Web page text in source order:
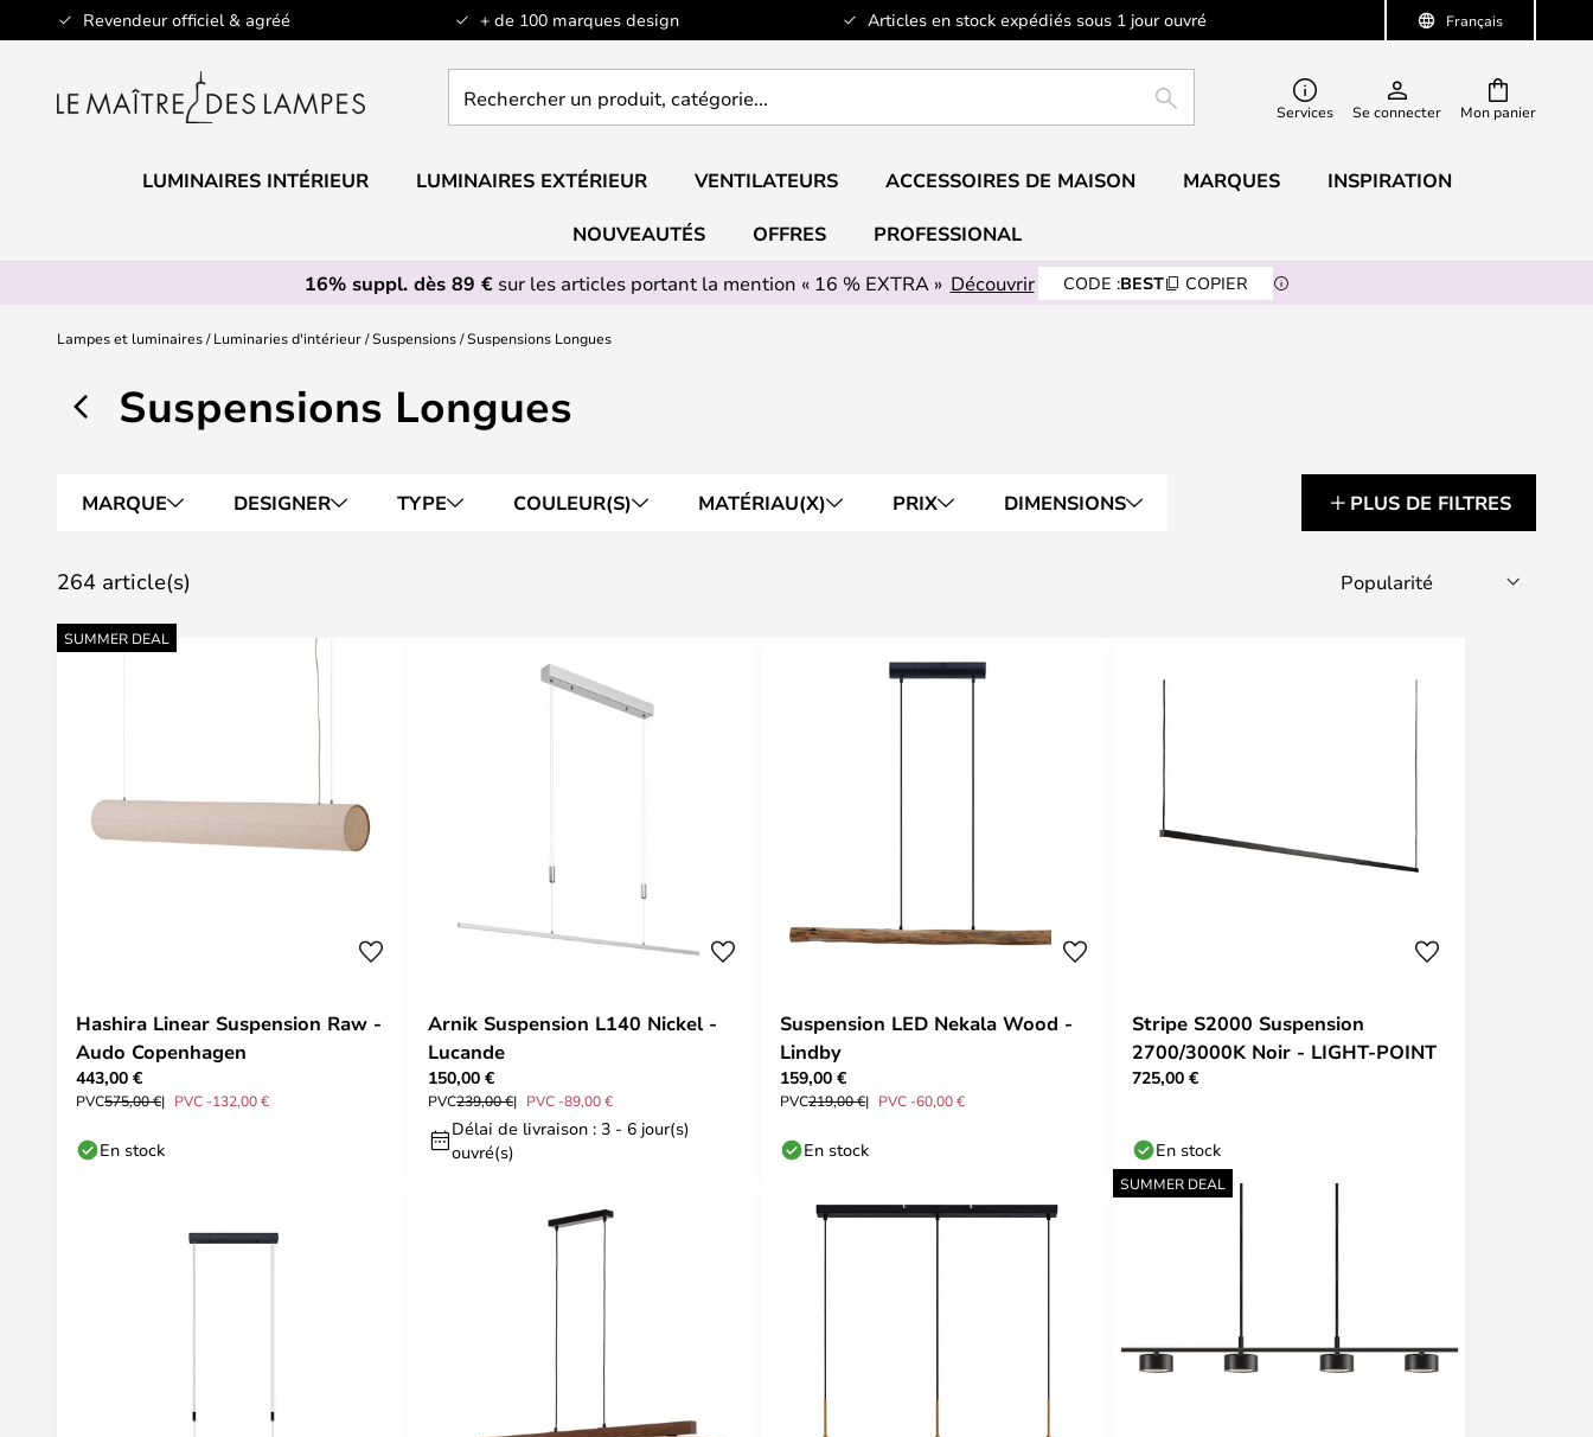
Français
Revendeur officiel & agréé + de 100 marques design Articles en stock expédiés sous 1 jour ouvré
Allez
au
Mon panier
un
catégorie...
RECHERCHERServices Se connecter
LUMINAIRES INTÉRIEUR LUMINAIRES EXTÉRIEUR VENTILATEURS ACCESSOIRES DE MAISON MARQUES INSPIRATION
NOUVEAUTÉS OFFRES
PROFESSIONAL
16% suppl. dès 89 €sur les articles portant la mention « 16 % EXTRA » Découvrir CODE :BEST COPIER
Lampes et luminaires Luminaries d'intérieur Suspensions Suspensions Longues
Suspensions Longues
MARQUE DESIGNER TYPE COULEUR(S) MATÉRIAU(X) PRIX DIMENSIONS PLUS DE FILTRES
264 article(s)
SUMMER DEAL
Hashira Linear Suspension Raw -
Audo Copenhagen
443,00 €
PVC575,00 € PVC -132,00 €
En stock
Arnik Suspension L140 Nickel -
Lucande
150,00 €
PVC239,00 € PVC -89,00 €
Délai de livraison : 3 - 6 jour(s)
ouvré(s)
Suspension LED Nekala Wood -
Lindby
159,00 €
PVC219,00 € PVC -60,00 €
En stock
Stripe S2000 Suspension
2700/3000K Noir - LIGHT-POINT
725,00 €
En stock
SUMMER DEAL